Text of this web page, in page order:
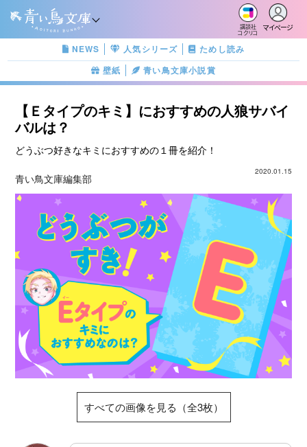
講談社
コクリコ
マイページ
NEWS 人気シリーズ
ためし読み
壁紙
青い鳥文庫小説賞
【Ｅタイプのキミ】におすすめの人狼サバイ
バルは？
どうぶつ好きなキミにおすすめの１冊を紹介！
2020.01.15
青い鳥文庫編集部
すべての画像を見る（全3枚）